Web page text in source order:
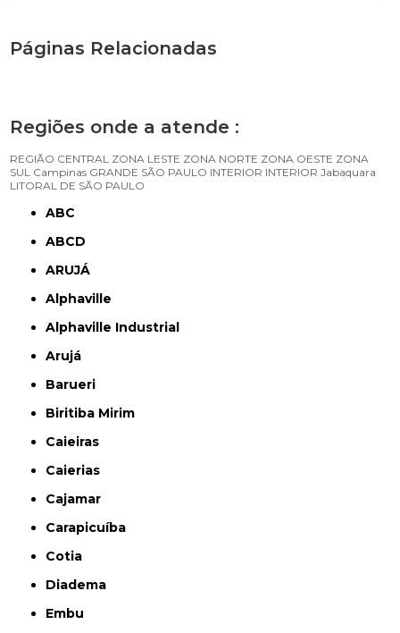
Páginas Relacionadas
Regiões onde a atende :
REGIÃO CENTRAL ZONA LESTE ZONA NORTE ZONA OESTE ZONA
SUL Campinas GRANDE SÃO PAULO INTERIOR INTERIOR Jabaquara
LITORAL DE SÃO PAULO
ABC
ABCD
ARUJÁ
Alphaville
Alphaville Industrial
Arujá
Barueri
Biritiba Mirim
Caieiras
Caierias
Cajamar
Carapicuíba
Cotia
Diadema
Embu